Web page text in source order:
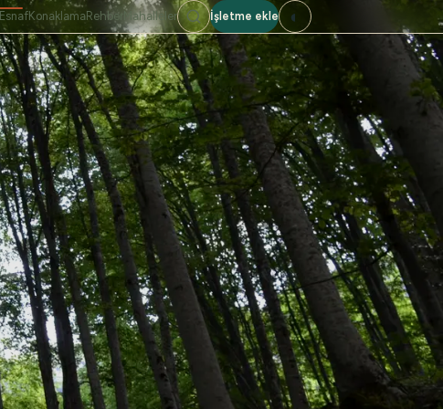
EsnafKonaklamaRehber Mahalleler İşletme ekle ◐